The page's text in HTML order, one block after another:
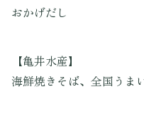
おかげだし
【亀井水産】
海鮮焼きそば、全国うま